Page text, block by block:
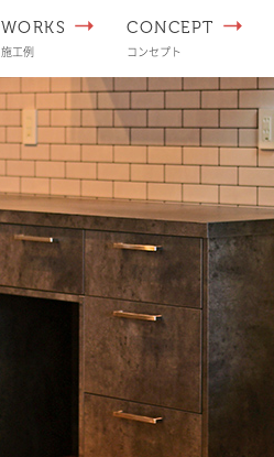
WORKS
施工例
CONCEPT
コンセプト